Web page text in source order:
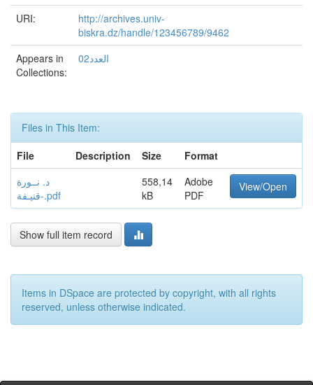
URI:
http://archives.univ-
biskra.dz/handle/123456789/9462
Appears in
Collections:
العدد02
Files in This Item:
File
Description Size
Format
د. نــورة
قنيـفة-.pdf
558,14
kB
Adobe
PDF
View/Open
Show full item record
Items in DSpace are protected by copyright, with all rights
reserved, unless otherwise indicated.